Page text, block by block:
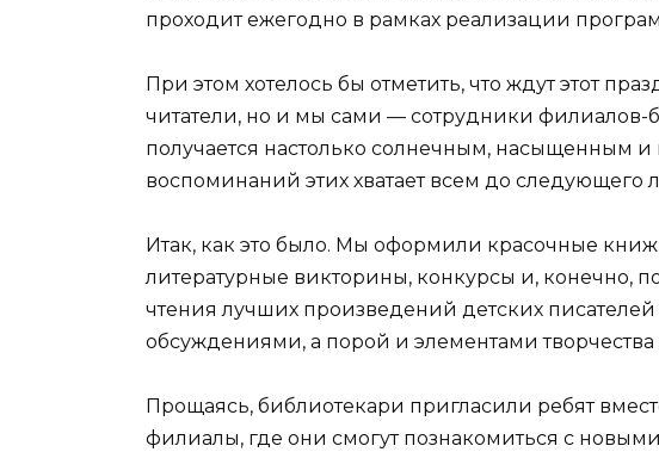
проходит ежегодно в рамках реализации
При этом хотелось бы отметить, что ждут этот
читатели, но и мы сами — сотрудники филиалов-
получается настолько солнечным, насыщенным
воспоминаний этих хватает всем до следующего
Итак, как это было. Мы оформили красочные
литературные викторины, конкурсы и, конечно,
чтения лучших произведений детских
обсуждениями, а порой и элементами
Прощаясь, библиотекари пригласили ребят
филиалы, где они смогут познакомиться с